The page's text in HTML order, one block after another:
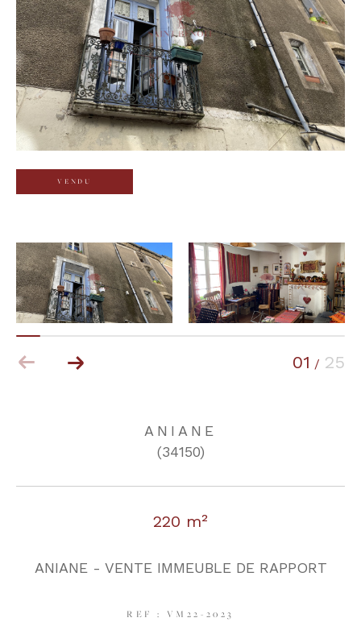
VENDU
01 / 25
ANIANE
(34150)
220 m²
ANIANE - VENTE IMMEUBLE DE RAPPORT
REF : VM22-2023
Budget
Budget
Surface
Surface
Pièces
Référence
AFFINER LES CRITÈRES
TERRASSE PARKING PISCINE
RECHERCHER